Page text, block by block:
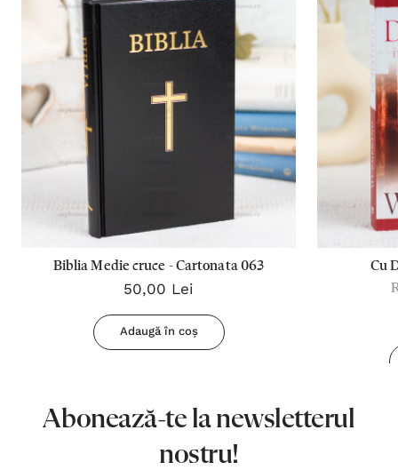
Biblia Medie cruce - Cartonata 063
50,00 Lei
Adaugă în coș
Cu
Abonează-te la newsletterul
nostru!